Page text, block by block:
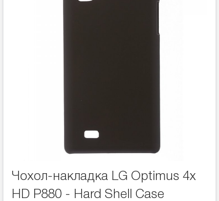
Чохол-накладка LG Optimus 4x
HD P880 - Hard Shell Case